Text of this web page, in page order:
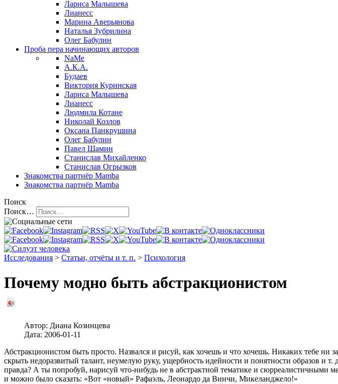
Лариса Малышева
Лианесс
Марина Аверьянова
Наталья Зубрилина
Олег Бабулин
Проба пера начинающих авторов
NaMe
А.К.А.
Будаев
Виктория Куринская
Лариса Малышева
Лианесс
Людмила Котане
Николай Козлов
Оксана Панкрушина
Олег Бабулин
Павел Шамин
Станислав Михайленко
Станислав Огрызков
Знакомства партнёр Mamba
Знакомства партнёр Mamba
Поиск
Поиск…
Исследования > Статьи, отчёты и т. п. > Психология
Почему модно быть абстракционистом
Автор: Диана Козинцева
Дата: 2006-01-11
Абстракционистом быть просто. Назвался и рисуй, как хочешь и что хочешь. Никаких тебе ни
скрыть недоразвитый талант, неумелую руку, ущербность идейности и понятности образов и
правда? А ты попробуй, нарисуй что-нибудь не в абстрактной тематике и сюрреалистичными
и можно было сказать: «Вот «новый» Рафаэль, Леонардо да Винчи, Микеланджело!»